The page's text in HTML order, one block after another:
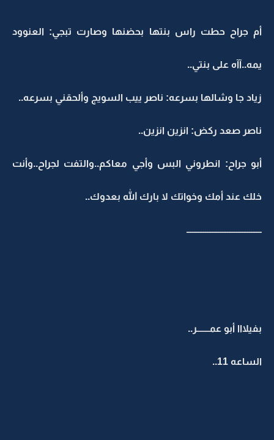
أم جراح حطت راس بنتها بحضنها وصارت تبجي: العنوود
يمه..آآه على بنتي..
زياد جا وشالها بسرعه: ناصر ييب السويج وألحقني بسرعه..
ناصر صعد ركض: انزين انزين..
أبو جراح: انطروني البس وأجي معاكم..والتفت لجراح..وأنت
خلك عند أمك وخواتك لا بارك الله بعدوك..
ـــــــــــــــــــــــــــــــــــــــــ
بفيلااا أبو عمـــــــر..
الساعه 11..